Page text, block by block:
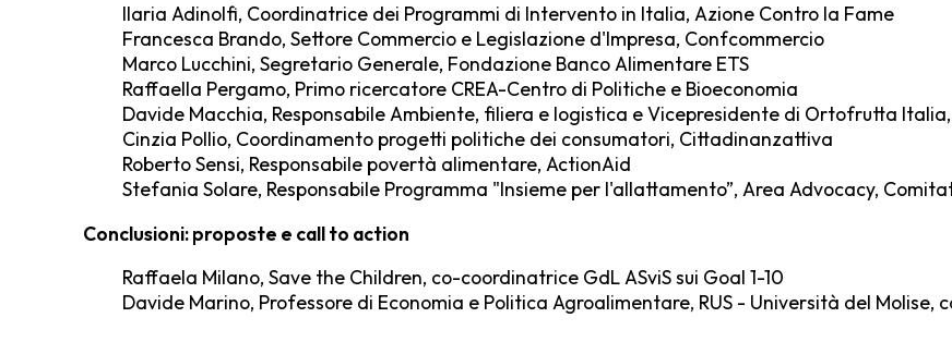
Ilaria Adinolfi, Coordinatrice dei Programmi di Intervento in Italia, Azione Contro la Fame
Francesca Brando, Settore Commercio e Legislazione d'Impresa, Confcommercio
Marco Lucchini, Segretario Generale, Fondazione Banco Alimentare ETS
Raffaella Pergamo, Primo ricercatore CREA-Centro di Politiche e Bioeconomia
Davide Macchia, Responsabile Ambiente, filiera e logistica e Vicepresidente di Ortofrutta
Cinzia Pollio, Coordinamento progetti politiche dei consumatori, Cittadinanzattiva
Roberto Sensi, Responsabile povertà alimentare, ActionAid
Stefania Solare, Responsabile Programma "Insieme per l'allattamento”, Area Advocacy,
Conclusioni: proposte e call to action
Raffaela Milano, Save the Children, co-coordinatrice GdL ASviS sui Goal 1-10
Davide Marino, Professore di Economia e Politica Agroalimentare, RUS - Università del Molise,